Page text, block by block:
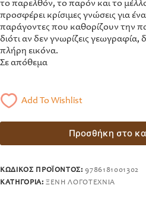
το παρελθόν, το παρόν και το
προσφέρει κρίσιμες γνώσεις για
παράγοντες που καθορίζουν την
διότι αν δεν γνωρίζεις γεωγραφία,
πλήρη εικόνα.
Σε απόθεμα
Add To Wishlist
Προσθήκη στο
ΚΩΔΙΚΌΣ ΠΡΟΪΌΝΤΟΣ:9786181001302
ΚΑΤΗΓΟΡΊΑ:ΞΈΝΗ ΛΟΓΟΤΕΧΝΊΑ